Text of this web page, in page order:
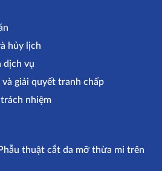
hủy lịch
dịch vụ
giải quyết tranh chấp
nhiệm
thuật cắt da mỡ thừa mi trên